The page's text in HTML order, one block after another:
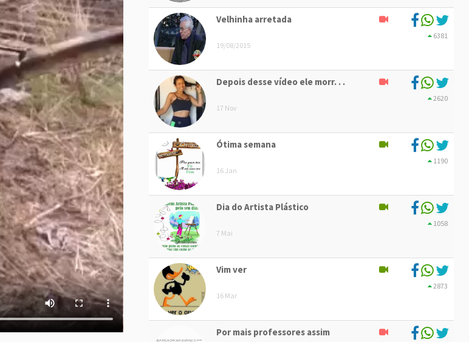
Velhinha arretada
19/08/2015
6381
Depois desse vídeo ele morr. . .
17 Nov
2620
Ótima semana
16 Jan
1190
Dia do Artista Plástico
7 Mai
1058
Vim ver
16 Mar
2873
Por mais professores assim